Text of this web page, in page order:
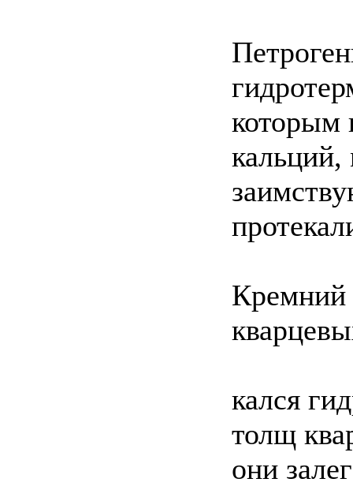
которым
кальций,
Кремний
кался
толщ
они